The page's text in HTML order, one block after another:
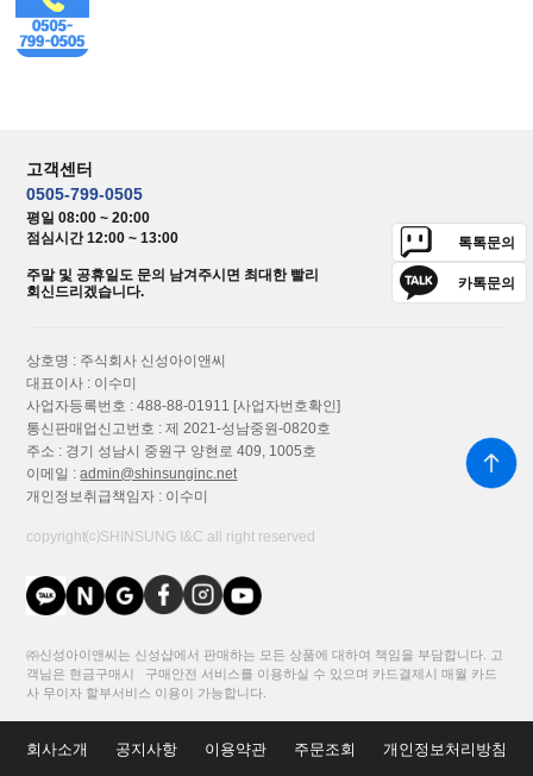
고객센터
0505-799-0505
평일 08:00 ~ 20:00
점심시간 12:00 ~ 13:00
주말 및 공휴일도 문의 남겨주시면 최대한 빨리
회신드리겠습니다.
톡톡문의
카톡문의
상호명 : 주식회사 신성아이앤씨
대표이사 : 이수미
사업자등록번호 : 488-88-01911 [사업자번호확인]
통신판매업신고번호 : 제 2021-성남중원-0820호
주소 : 경기 성남시 중원구 양현로 409, 1005호
이메일 :admin@shinsunginc.net
개인정보취급책임자 : 이수미
copyright⒞SHINSUNG I&C all right reserved
㈜신성아이앤씨는 신성샵에서 판매하는 모든 상품에 대하여 책임을 부담합니다. 고
객님은 현금구매시 구매안전 서비스를 이용하실 수 있으며 카드결제시 매월 카드
사 무이자 할부서비스 이용이 가능합니다.
회사소개 공지사항 이용약관 주문조회 개인정보처리방침